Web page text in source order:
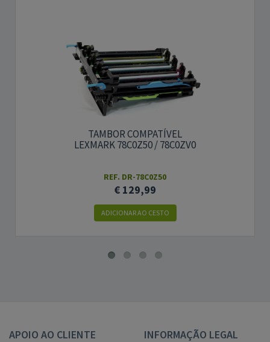
TAMBOR COMPATÍVEL
LEXMARK 78C0Z50 / 78C0ZV0
REF. DR-78C0Z50
€ 129,99
ADICIONAR AO CESTO
APOIO AO CLIENTE INFORMAÇÃO LEGAL